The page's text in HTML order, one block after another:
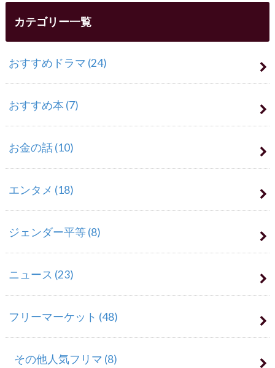
カテゴリー一覧
おすすめドラマ (24)
おすすめ本 (7)
お金の話(10)
エンタメ (18)
ジェンダー平等(8)
ニュース (23)
フリーマーケット (48)
その他人気フリマ (8)